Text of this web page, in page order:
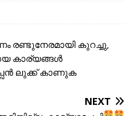
രണ്ടുനേരമായി കുറച്ചു,
കാര്യങ്ങള്‍
ലുക്ക് കാണുക
NEXT